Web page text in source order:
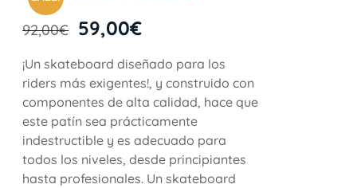
92,00€ 59,00€
¡Un skateboard diseñado para los
riders más exigentes!, y construido con
componentes de alta calidad, hace que
este patín sea prácticamente
indestructible y es adecuado para
todos los niveles, desde principiantes
hasta profesionales. Un skateboard